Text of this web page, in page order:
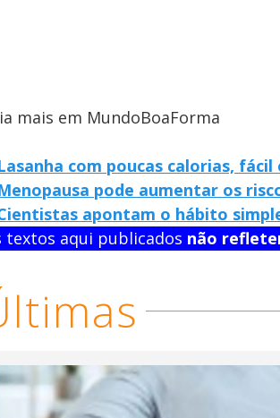
mais em MundoBoaForma
com poucas calorias,
pode aumentar os
apontam o hábito
textos aqui publicados não